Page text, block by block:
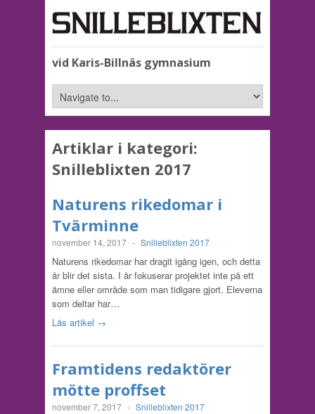
vid Karis-Billnäs gymnasium
Artiklar i kategori:
Snilleblixten 2017
Naturens rikedomar i
Tvärminne
november 14, 2017 - Snilleblixten 2017
Naturens rikedomar har dragit igång igen, och detta
år blir det sista. I år fokuserar projektet inte på ett
ämne eller område som man tidigare gjort. Eleverna
som deltar har…
Läs artikel →
Framtidens redaktörer
mötte proffset
november 7, 2017 - Snilleblixten 2017